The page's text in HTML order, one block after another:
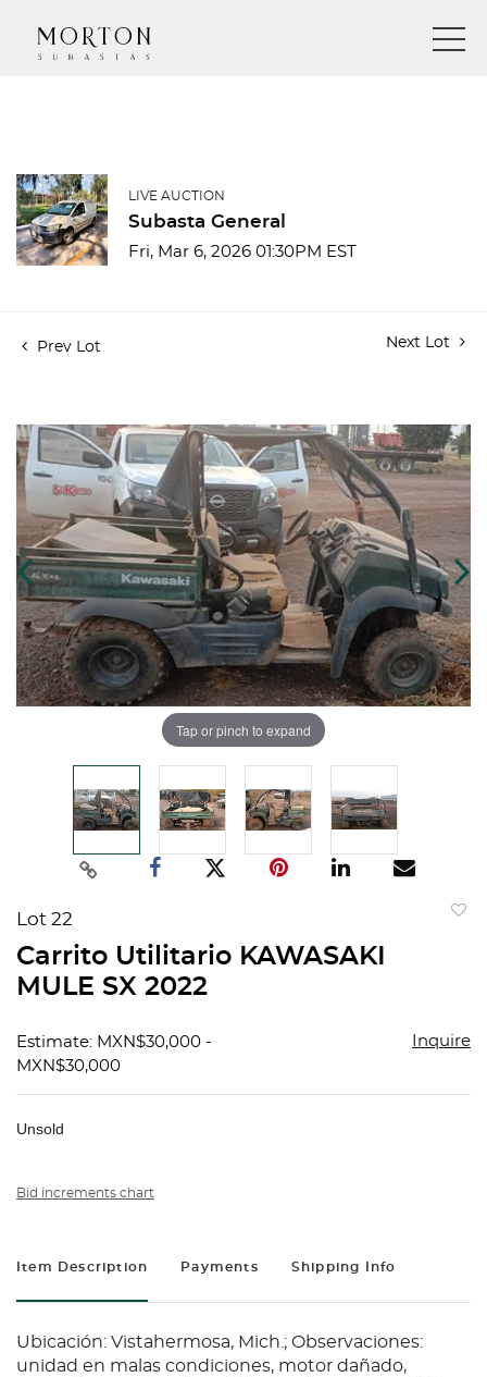
LIVE AUCTION
Subasta General
Fri, Mar 6, 2026 01:30PM EST
Prev Lot Next Lot
Tap or pinch to expand
Lot 22
Carrito Utilitario KAWASAKI
MULE SX 2022
Estimate: MXN$30,000 -
MXN$30,000
Inquire
Unsold
Bid increments chart
Item Description Payments Shipping Info
Ubicación: Vistahermosa, Mich.; Observaciones:
unidad en malas condiciones, motor dañado,